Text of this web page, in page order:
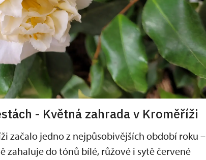
- Květná zahrada v Kroměříži
začalo jedno z nejpůsobivějších období roku –
zahaluje do tónů bílé, růžové i sytě červené